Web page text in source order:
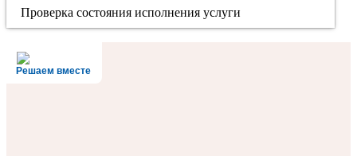
Проверка состояния исполнения услуги
Решаем вместе